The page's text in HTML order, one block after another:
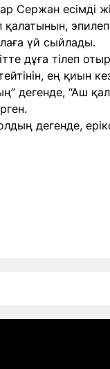
Сержан есімді
үй сыйлады.
дұға тілеп
ең қиын
дегенде, “Аш
дегенде,